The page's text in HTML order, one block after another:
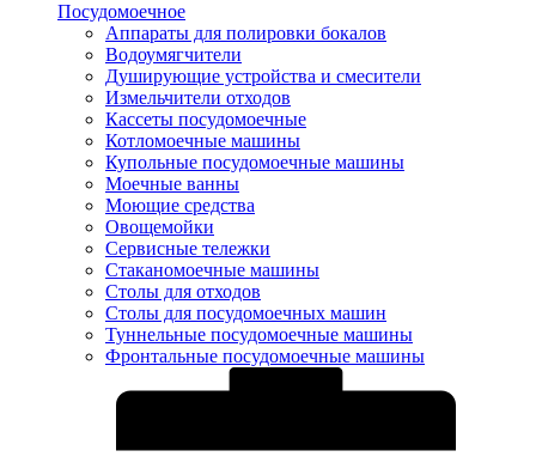
Посудомоечное
Аппараты для полировки бокалов
Водоумягчители
Душирующие устройства и смесители
Измельчители отходов
Кассеты посудомоечные
Котломоечные машины
Купольные посудомоечные машины
Моечные ванны
Моющие средства
Овощемойки
Сервисные тележки
Стаканомоечные машины
Столы для отходов
Столы для посудомоечных машин
Туннельные посудомоечные машины
Фронтальные посудомоечные машины